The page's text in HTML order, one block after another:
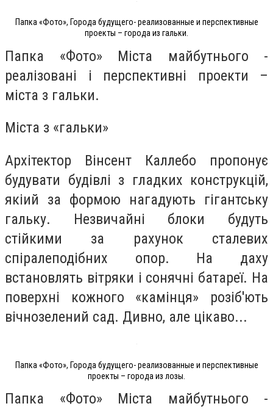
Папка «Фото», Города будущего- реализованные и перспективные
проекты – города из гальки.
Папка «Фото» Міста майбутнього -
реалізовані і перспективні проекти –
міста з гальки.
Міста з «гальки»
Архітектор Вінсент Каллебо пропонує
будувати будівлі з гладких конструкцій,
якіий за формою нагадують гігантську
гальку. Незвичайні блоки будуть
стійкими за рахунок сталевих
спіралеподібних опор. На даху
встановлять вітряки і сонячні батареї. На
поверхні кожного «камінця» розіб'ють
вічнозелений сад. Дивно, але цікаво...
Папка «Фото», Города будущего- реализованные и перспективные
проекты – города из лозы.
Папка «Фото» Міста майбутнього -